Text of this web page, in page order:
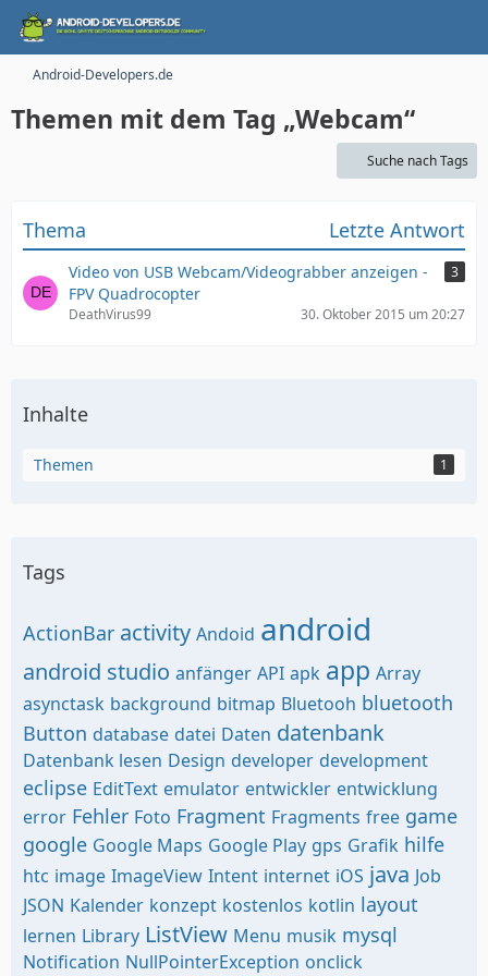
Android-Developers.de
Themen mit dem Tag „Webcam“
Suche nach Tags
Thema Letzte Antwort
Video von USB Webcam/Videograbber anzeigen -
FPV Quadrocopter
3
DeathVirus99 30. Oktober 2015 um 20:27
Inhalte
Themen 1
Tags
ActionBar activity Andoid android
android studio anfänger API apk app Array
asynctask background bitmap Bluetooh bluetooth
Button database datei Daten datenbank
Datenbank lesen Design developer development
eclipse EditText emulator entwickler entwicklung
error Fehler Foto Fragment Fragments free game
google Google Maps Google Play gps Grafik hilfe
htc image ImageView Intent internet iOS java Job
JSON Kalender konzept kostenlos kotlin layout
lernen Library ListView Menu musik mysql
Notification NullPointerException onclick